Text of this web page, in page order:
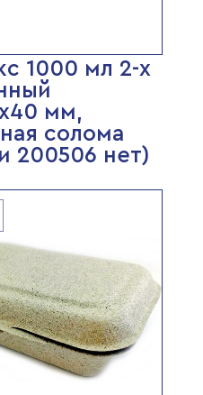
1000 мл 2-х
мм,
солома
200506 нет)